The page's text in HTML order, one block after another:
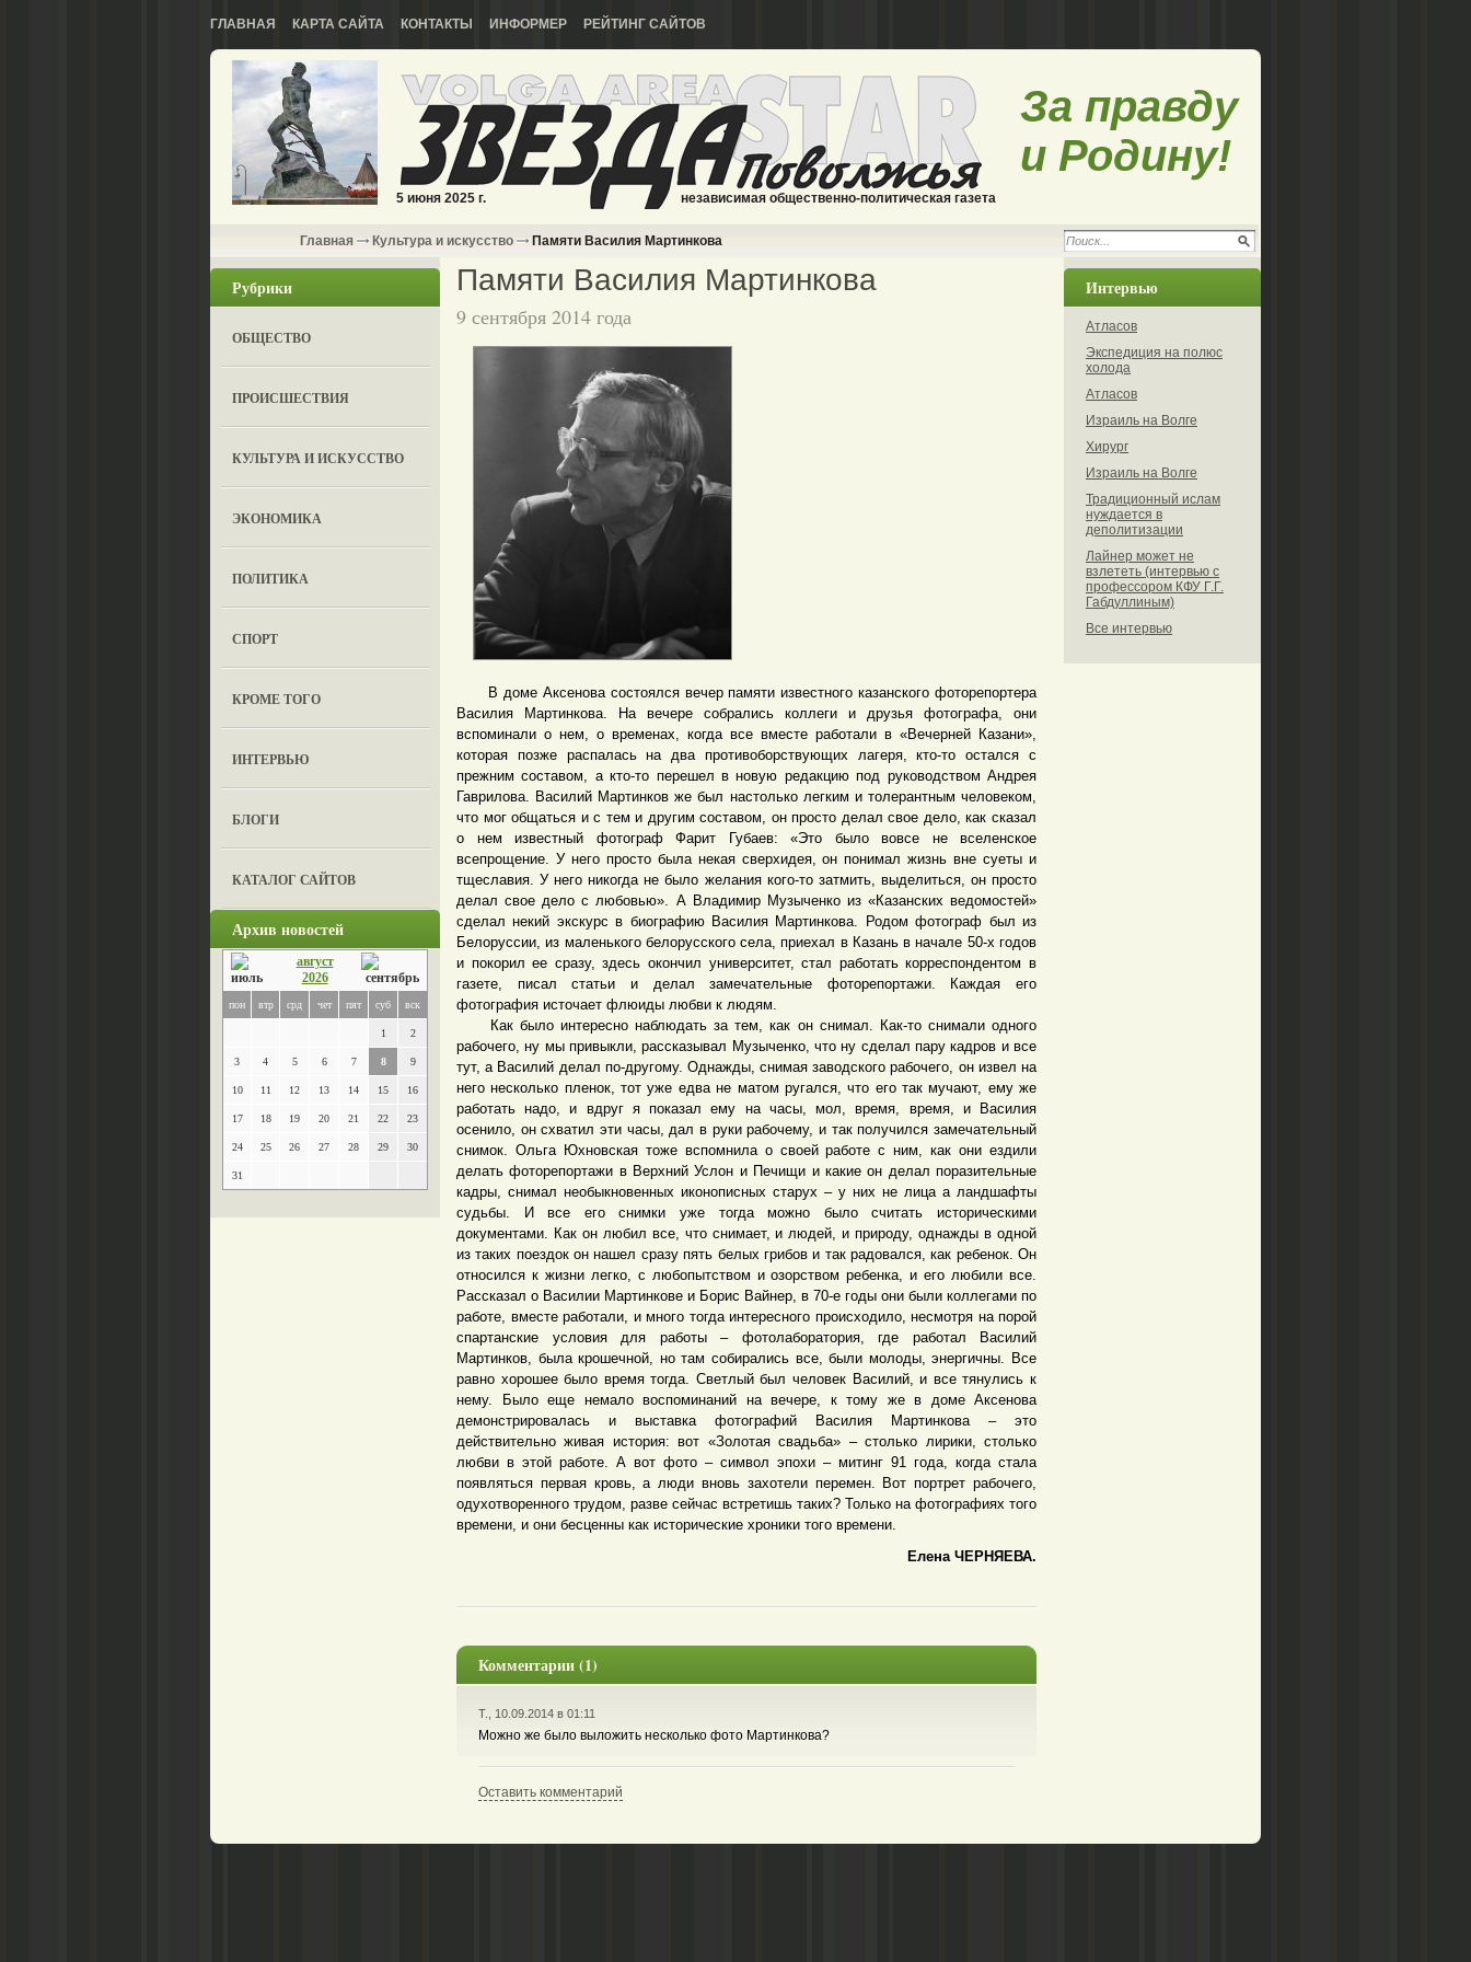
ГЛАВНАЯ КАРТА САЙТА КОНТАКТЫ ИНФОРМЕР РЕЙТИНГ САЙТОВ
5 июня 2025 г. независимая общественно-политическая газета
За правду
и Родину!
Главная Культура и искусство Памяти Василия Мартинкова
Рубрики
ОБЩЕСТВО
ПРОИСШЕСТВИЯ
КУЛЬТУРА И ИСКУССТВО
ЭКОНОМИКА
ПОЛИТИКА
СПОРТ
КРОМЕ ТОГО
ИНТЕРВЬЮ
БЛОГИ
КАТАЛОГ САЙТОВ
Архив новостей
август
2026
пон втр срд чет пят суб вск
1 2
3 4 5 6 7 8 9
10 11 12 13 14 15 16
17 18 19 20 21 22 23
24 25 26 27 28 29 30
31
Памяти Василия Мартинкова
9 сентября 2014 года
В доме Аксенова состоялся вечер памяти известного казанского фоторепортера
Василия Мартинкова. На вечере собрались коллеги и друзья фотографа, они
вспоминали о нем, о временах, когда все вместе работали в «Вечерней Казани»,
которая позже распалась на два противоборствующих лагеря, кто-то остался с
прежним составом, а кто-то перешел в новую редакцию под руководством Андрея
Гаврилова. Василий Мартинков же был настолько легким и толерантным человеком,
что мог общаться и с тем и другим составом, он просто делал свое дело, как сказал
о нем известный фотограф Фарит Губаев: «Это было вовсе не вселенское
всепрощение. У него просто была некая сверхидея, он понимал жизнь вне суеты и
тщеславия. У него никогда не было желания кого-то затмить, выделиться, он просто
делал свое дело с любовью». А Владимир Музыченко из «Казанских ведомостей»
сделал некий экскурс в биографию Василия Мартинкова. Родом фотограф был из
Белоруссии, из маленького белорусского села, приехал в Казань в начале 50-х годов
и покорил ее сразу, здесь окончил университет, стал работать корреспондентом в
газете, писал статьи и делал замечательные фоторепортажи. Каждая его
фотография источает флюиды любви к людям.
Как было интересно наблюдать за тем, как он снимал. Как-то снимали одного
рабочего, ну мы привыкли, рассказывал Музыченко, что ну сделал пару кадров и все
тут, а Василий делал по-другому. Однажды, снимая заводского рабочего, он извел на
него несколько пленок, тот уже едва не матом ругался, что его так мучают, ему же
работать надо, и вдруг я показал ему на часы, мол, время, время, и Василия
осенило, он схватил эти часы, дал в руки рабочему, и так получился замечательный
снимок. Ольга Юхновская тоже вспомнила о своей работе с ним, как они ездили
делать фоторепортажи в Верхний Услон и Печищи и какие он делал поразительные
кадры, снимал необыкновенных иконописных старух – у них не лица а ландшафты
судьбы. И все его снимки уже тогда можно было считать историческими
документами. Как он любил все, что снимает, и людей, и природу, однажды в одной
из таких поездок он нашел сразу пять белых грибов и так радовался, как ребенок. Он
относился к жизни легко, с любопытством и озорством ребенка, и его любили все.
Рассказал о Василии Мартинкове и Борис Вайнер, в 70-е годы они были коллегами по
работе, вместе работали, и много тогда интересного происходило, несмотря на порой
спартанские условия для работы – фотолаборатория, где работал Василий
Мартинков, была крошечной, но там собирались все, были молоды, энергичны. Все
равно хорошее было время тогда. Светлый был человек Василий, и все тянулись к
нему. Было еще немало воспоминаний на вечере, к тому же в доме Аксенова
демонстрировалась и выставка фотографий Василия Мартинкова – это
действительно живая история: вот «Золотая свадьба» – столько лирики, столько
любви в этой работе. А вот фото – символ эпохи – митинг 91 года, когда стала
появляться первая кровь, а люди вновь захотели перемен. Вот портрет рабочего,
одухотворенного трудом, разве сейчас встретишь таких? Только на фотографиях того
времени, и они бесценны как исторические хроники того времени.
Елена ЧЕРНЯЕВА.
Комментарии (1)
Т., 10.09.2014 в 01:11
Можно же было выложить несколько фото Мартинкова?
Оставить комментарий
Интервью
Атласов
Экспедиция на полюс
холода
Атласов
Израиль на Волге
Хирург
Израиль на Волге
Традиционный ислам
нуждается в
деполитизации
Лайнер может не
взлететь (интервью с
профессором КФУ Г.Г.
Габдуллиным)
Все интервью